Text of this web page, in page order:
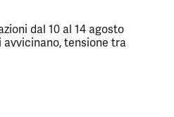
dal 10 al 14 agosto
avvicinano, tensione tra